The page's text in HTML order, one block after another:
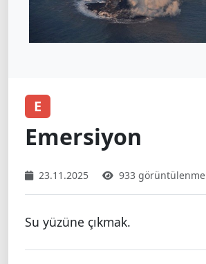
E
Emersiyon
23.11.2025 933 görüntülenme
Su yüzüne çıkmak.